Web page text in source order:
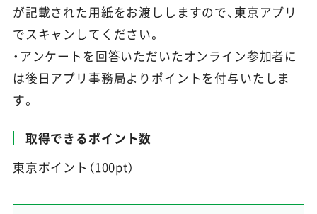
が記載された用紙をお渡ししますので、東京アプリ
でスキャンしてください。
・アンケートを回答いただいたオンライン参加者に
は後日アプリ事務局よりポイントを付与いたしま
す。
取得できるポイント数
東京ポイント（100pt）